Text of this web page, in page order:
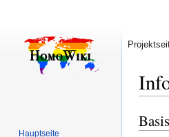
Zur
Zur
Suche
Hauptseite